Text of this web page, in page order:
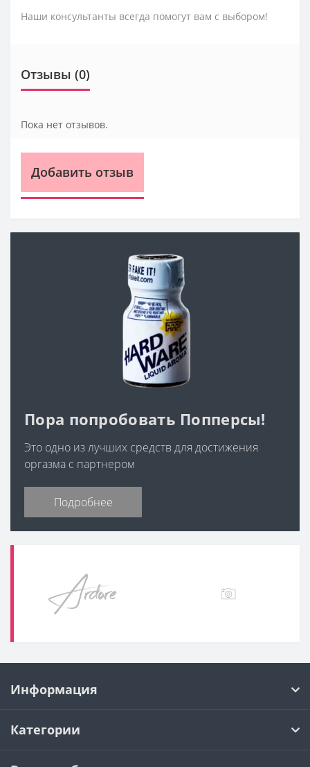
Наши консультанты всегда помогут вам с выбором!
Отзывы (0)
Пока нет отзывов.
Добавить отзыв
Пора попробовать Попперсы!
Это одно из лучших средств для достижения
оргазма с партнером
Подробнее
Информация
Категории